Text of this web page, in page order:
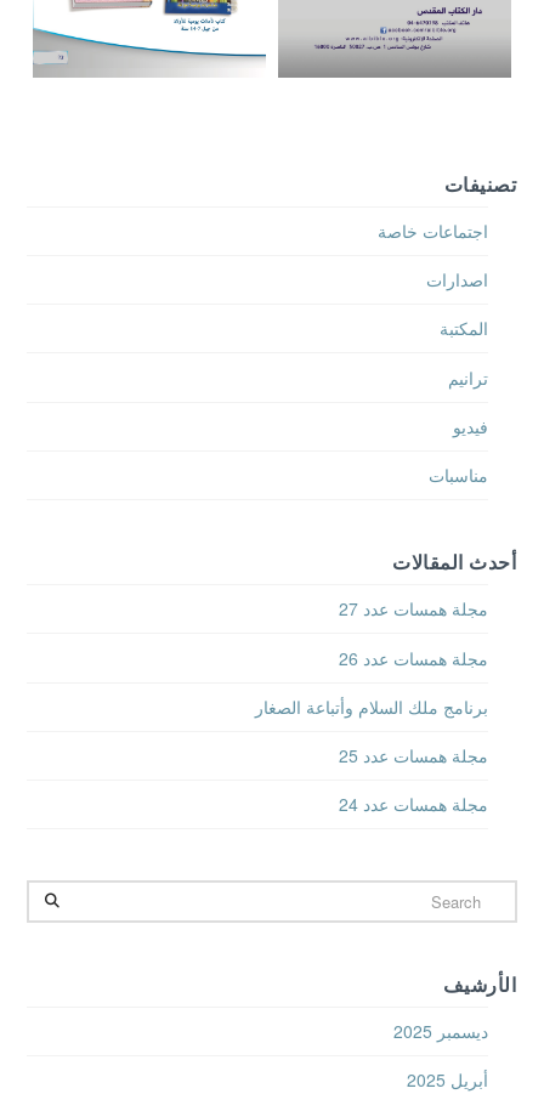
تصنيفات
اجتماعات خاصة
اصدارات
المكتبة
ترانيم
فيديو
مناسبات
أحدث المقالات
مجلة همسات عدد 27
مجلة همسات عدد 26
برنامج ملك السلام وأتباعة الصغار
مجلة همسات عدد 25
مجلة همسات عدد 24
Search
الأرشيف
ديسمبر 2025
أبريل 2025